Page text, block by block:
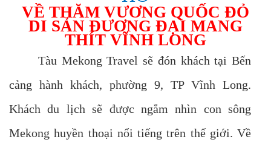
VỀ THĂM VƯƠNG QUỐC ĐỎ
DI SẢN ĐƯƠNG ĐẠI MANG
THÍT VĨNH LONG
Tàu Mekong Travel sẽ đón khách tại Bến
cảng hành khách, phường 9, TP Vĩnh Long.
Khách du lịch sẽ được ngắm nhìn con sông
Mekong huyền thoại nổi tiếng trên thế giới. Về